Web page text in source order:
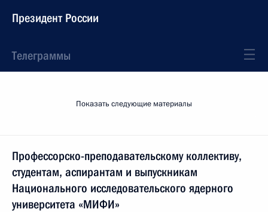
Президент России
Телеграммы
Показать следующие материалы
Профессорско-преподавательскому коллективу,
студентам, аспирантам и выпускникам
Национального исследовательского ядерного
университета «МИФИ»